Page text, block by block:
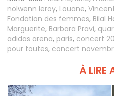
nolwenn leroy, Louane,
Fondation des femmes, Bilal
Marguerite, Barbara Pravi,
adidas arena, paris, concert
pour toutes, concert
À LIRE